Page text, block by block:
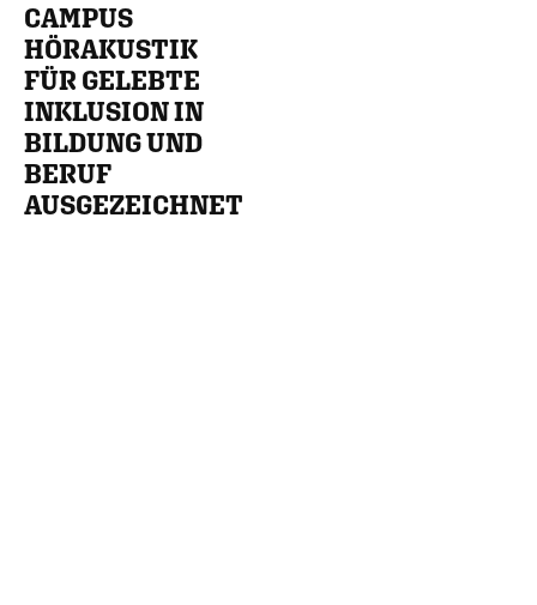
CAMPUS
HÖRAKUSTIK
FÜR GELEBTE
INKLUSION IN
BILDUNG UND
BERUF
AUSGEZEICHNET